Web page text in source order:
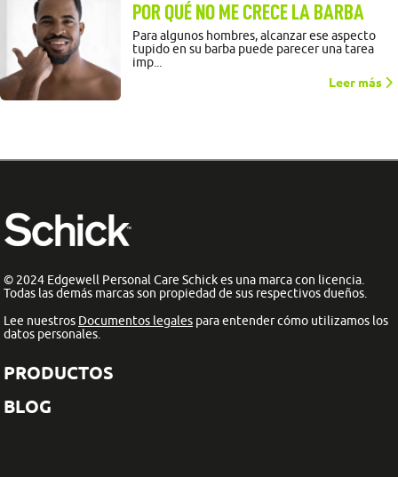
POR QUÉ NO ME CRECE LA BARBA
Para algunos hombres, alcanzar ese aspecto
tupido en su barba puede parecer una tarea
imp...
Leer más
© 2024 Edgewell Personal Care Schick es una marca con licencia.
Todas las demás marcas son propiedad de sus respectivos dueños.
Lee nuestros Documentos legales para entender cómo utilizamos los
datos personales.
PRODUCTOS
BLOG